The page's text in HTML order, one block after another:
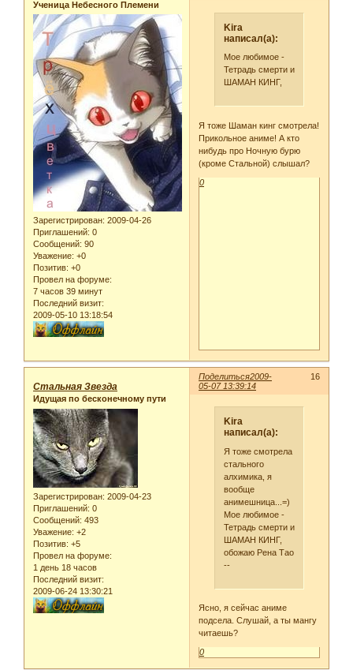
Ученица Небесного Племени
Зарегистрирован: 2009-04-26
Приглашений: 0
Сообщений: 90
Уважение: +0
Позитив: +0
Провел на форуме:
7 часов 39 минут
Последний визит:
2009-05-10 13:18:54
Kira
написал(а):
Мое любимое -
Тетрадь смерти и
ШАМАН КИНГ,
Я тоже Шаман кинг смотрела!
Прикольное аниме! А кто
нибудь про Ночную бурю
(кроме Стальной) слышал?
0
Поделиться 16
2009-
05-07 13:39:14
Стальная Звезда
Идущая по бесконечному пути
Зарегистрирован: 2009-04-23
Приглашений: 0
Сообщений: 493
Уважение: +2
Позитив: +5
Провел на форуме:
1 день 18 часов
Последний визит:
2009-06-24 13:30:21
Kira
написал(а):
Я тоже смотрела
стального
алхимика, я
вообще
анимешница...=)
Мое любимое -
Тетрадь смерти и
ШАМАН КИНГ,
обожаю Рена Тао
--
Ясно, я сейчас аниме
подсела. Слушай, а ты мангу
читаешь?
0